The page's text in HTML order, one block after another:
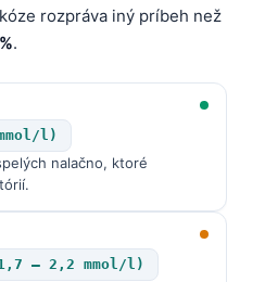
rozpráva iný príbeh než
.
l)
nalačno, ktoré
– 2,2 mmol/l)